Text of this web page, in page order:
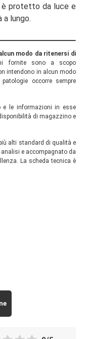
è protetto da luce e
a lungo.
modo da ritenersi di
fornite sono a scopo
intendono in alcun modo
occorre sempre
e le informazioni in esse
di magazzino e
alti standard di qualità e
e accompagnato da
La scheda tecnica è